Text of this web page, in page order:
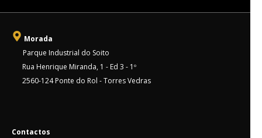
Morada
Parque Industrial do Soito
Rua Henrique Miranda, 1 - Ed 3 - 1º
2560-124 Ponte do Rol - Torres Vedras
Contactos